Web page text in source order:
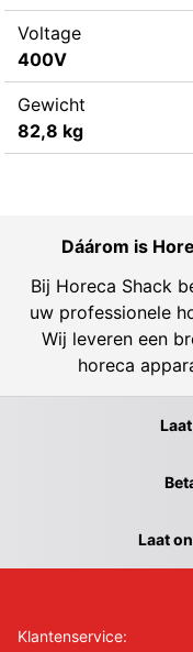
Voltage
400V
Gewicht
82,8 kg
Dáárom is
Bij Horeca Shack
uw professionele
Wij leveren een
horeca
Laat
Klantenservice: